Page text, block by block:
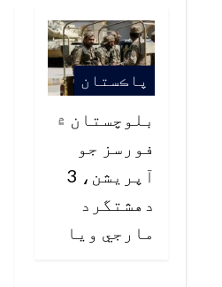
پاڪستان
بلوچستان ۾
فورسز جو
آپريشن، 3
دهشتگرد
مارجي ويا